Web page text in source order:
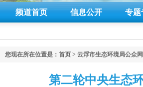
频道首页 信息公开 专题
您现在所在位置是： 首页 > 云浮市生态环境局公众网
第二轮中央生态